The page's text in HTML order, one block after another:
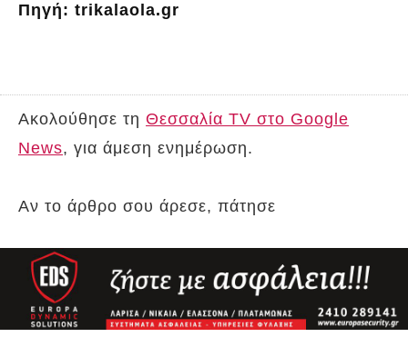
Πηγή: trikalaola.gr
Ακολούθησε τη Θεσσαλία TV στο Google
News, για άμεση ενημέρωση.
Αν το άρθρο σου άρεσε, πάτησε